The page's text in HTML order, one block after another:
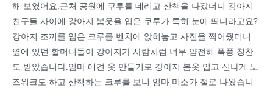
해 보였어요.근처 공원에 쿠루를 데리고 산책을 나갔더니 강아지
친구들 사이에 강아지 봄옷을 입은 쿠루가 특히 눈에 띄더라고요?
강아지 조끼를 입은 크루를 벤치에 앉혀놓고 사진을 찍어줬더니
옆에 있던 할머니들이 강아지가 사람처럼 너무 얌전해 폭풍 칭찬
도 받았습니다.엄마 애견 옷 만들기로 강아지 봄옷 입고 신나게 노
즈워크도 하고 산책하는 크루를 보니 엄마 미소가 절로 나왔습니